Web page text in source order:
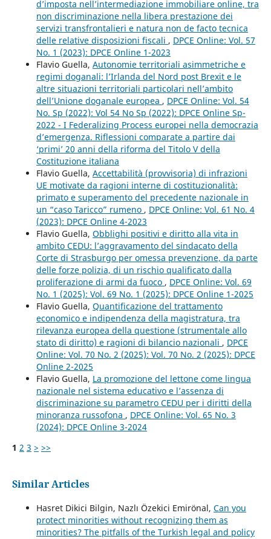
d’imposta nell’intermediazione immobiliare online, tra
non discriminazione nella libera prestazione dei
servizi transfrontalieri e natura non de facto tecnica
delle relative disposizioni fiscali , DPCE Online: Vol. 57
No. 1 (2023): DPCE Online 1-2023
Flavio Guella, Autonomie territoriali asimmetriche e
regimi doganali: l’Irlanda del Nord post Brexit e le
altre situazioni territoriali particolari nell’ambito
dell’Unione doganale europea , DPCE Online: Vol. 54
No. Sp (2022): Vol 54 No Sp (2022): DPCE Online Sp-
2022 - I Federalizing Process europei nella democrazia
d’emergenza. Riflessioni comparate a partire dai
‘primi’ 20 anni della riforma del Titolo V della
Costituzione italiana
Flavio Guella, Accettabilità (provvisoria) di infrazioni
UE motivate da ragioni interne di costituzionalità:
primato e superamento del precedente nazionale in
un “caso Taricco” rumeno , DPCE Online: Vol. 61 No. 4
(2023): DPCE Online 4-2023
Flavio Guella, Obblighi positivi e diritto alla vita in
ambito CEDU: l’aggravamento del sindacato della
Corte di Strasburgo per omessa prevenzione, da parte
delle forze polizia, di un rischio qualificato dalla
proliferazione di armi da fuoco , DPCE Online: Vol. 69
No. 1 (2025): Vol. 69 No. 1 (2025): DPCE Online 1-2025
Flavio Guella, Quantificazione del trattamento
economico e indipendenza della magistratura, tra
rilevanza europea della questione (strumentale allo
stato di diritto) e ragioni di bilancio nazionali , DPCE
Online: Vol. 70 No. 2 (2025): Vol. 70 No. 2 (2025): DPCE
Online 2-2025
Flavio Guella, La promozione del lettone come lingua
nazionale nel sistema educativo e l’assenza di
discriminazione su parametro CEDU per i diritti della
minoranza russofona , DPCE Online: Vol. 65 No. 3
(2024): DPCE Online 3-2024
1 2 3 > >>
Similar Articles
Hasret Dikici Bilgin, Nazlı Özekici Emirönal, Can you
protect minorities without recognizing them as
minorities? The pitfalls of the Turkish legal and policy